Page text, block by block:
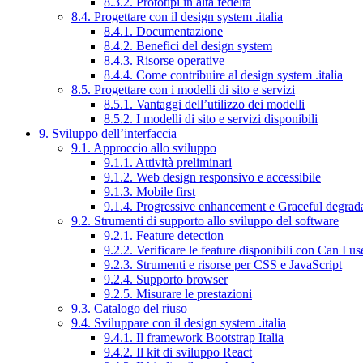
8.4. Progettare con il design system .italia
8.4.1. Documentazione
8.4.2. Benefici del design system
8.4.3. Risorse operative
8.4.4. Come contribuire al design system .italia
8.5. Progettare con i modelli di sito e servizi
8.5.1. Vantaggi dell’utilizzo dei modelli
8.5.2. I modelli di sito e servizi disponibili
9. Sviluppo dell’interfaccia
9.1. Approccio allo sviluppo
9.1.1. Attività preliminari
9.1.2. Web design responsivo e accessibile
9.1.3. Mobile first
9.1.4. Progressive enhancement e Graceful
9.2. Strumenti di supporto allo sviluppo del software
9.2.1. Feature detection
9.2.2. Verificare le feature disponibili con Can I
9.2.3. Strumenti e risorse per CSS e JavaScript
9.2.4. Supporto browser
9.2.5. Misurare le prestazioni
9.3. Catalogo del riuso
9.4. Sviluppare con il design system .italia
9.4.1. Il framework Bootstrap Italia
9.4.2. Il kit di sviluppo React